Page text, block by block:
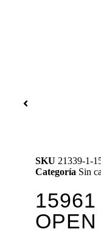
SKU 21339-1-
Categoría Sin
15961